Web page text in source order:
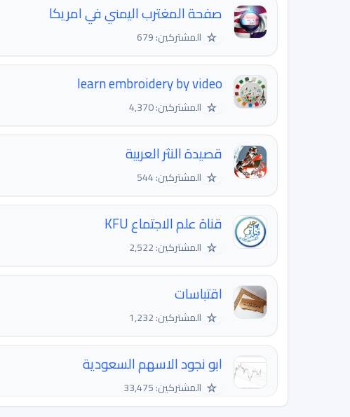
صفحة المغترب اليمني في امريكا
☆ المشتركين: 679
learn embroidery by video
☆ المشتركين: 4,370
قصيدة النثر العربية
☆ المشتركين: 544
قناة علم الاجتماع KFU
☆ المشتركين: 2,522
اقتباسات
☆ المشتركين: 1,232
ابو نجود الاسهم السعودية
☆ المشتركين: 33,475